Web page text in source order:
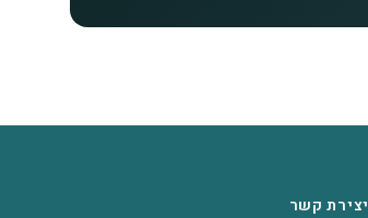
יצירת קשר